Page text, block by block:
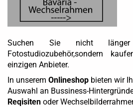
Suchen Sie nicht
Fotostudiozubehör,sondern
einzigen Anbieter.
In unserem Onlineshop bieten wir
Auswahl an Bussiness-
Reqisiten oder